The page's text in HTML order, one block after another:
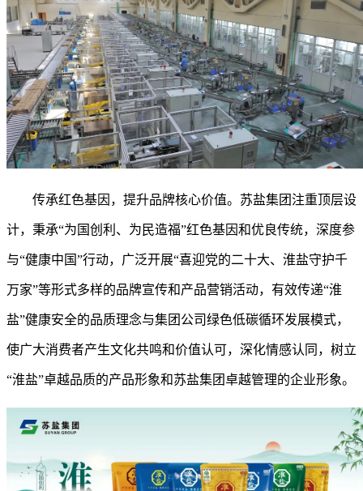
传承红色基因，提升品牌核心价值。 苏盐集团注重顶层设
计，秉承“为国创利、为民造福”红色基因和优良传统，深度参
与“健康中国”行动，广泛开展“喜迎党的二十大、淮盐守护千
万家”等形式多样的品牌宣传和产品营销活动，有效传递“淮
盐”健康安全的品质理念与集团公司绿色低碳循环发展模式，
使广大消费者产生文化共鸣和价值认可，深化情感认同，树立
“淮盐”卓越品质的产品形象和苏盐集团卓越管理的企业形象。